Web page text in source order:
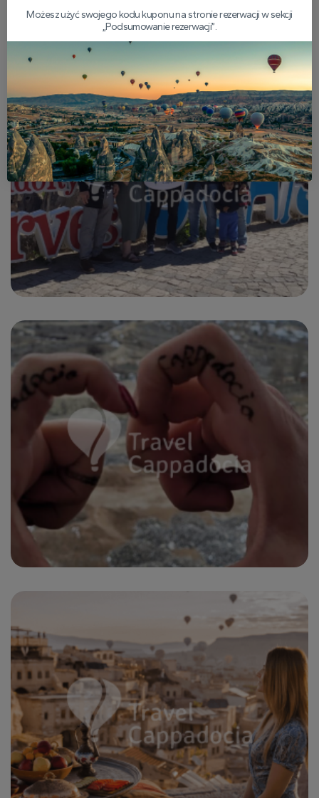
Możesz użyć swojego kodu kuponu na stronie rezerwacji w sekcji
„Podsumowanie rezerwacji”.